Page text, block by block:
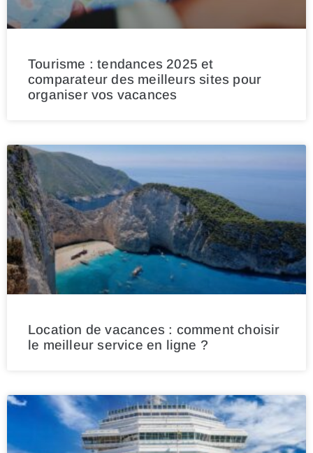
Tourisme : tendances 2025 et
comparateur des meilleurs sites pour
organiser vos vacances
Location de vacances : comment choisir
le meilleur service en ligne ?